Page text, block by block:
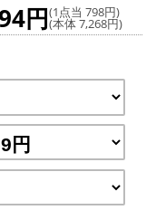
円(1点当 798円)
(本体 7,268円)